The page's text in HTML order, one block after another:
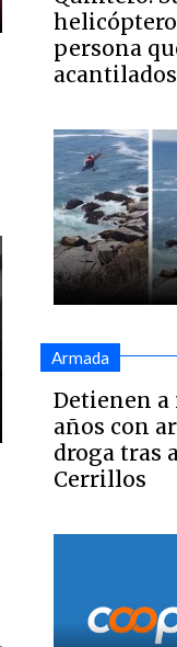
persona
acantilados
Armada
Detienen a
años con
droga tras
Cerrillos